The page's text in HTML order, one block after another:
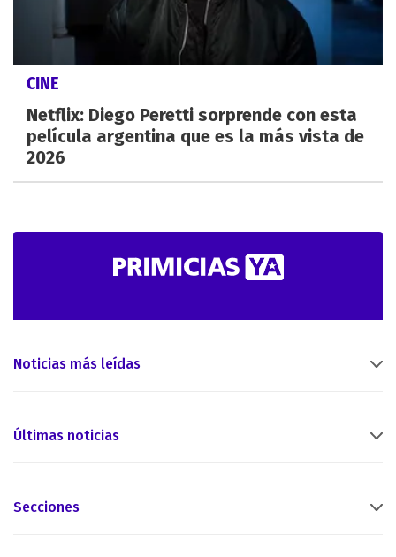
CINE
Netflix: Diego Peretti sorprende con esta
película argentina que es la más vista de
2026
Noticias más leídas
Últimas noticias
Secciones